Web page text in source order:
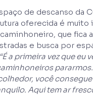
de descanso da
oferecida é
que fica
e busca por
“É a primeira vez que eu
você consegue
Aqui tem ar